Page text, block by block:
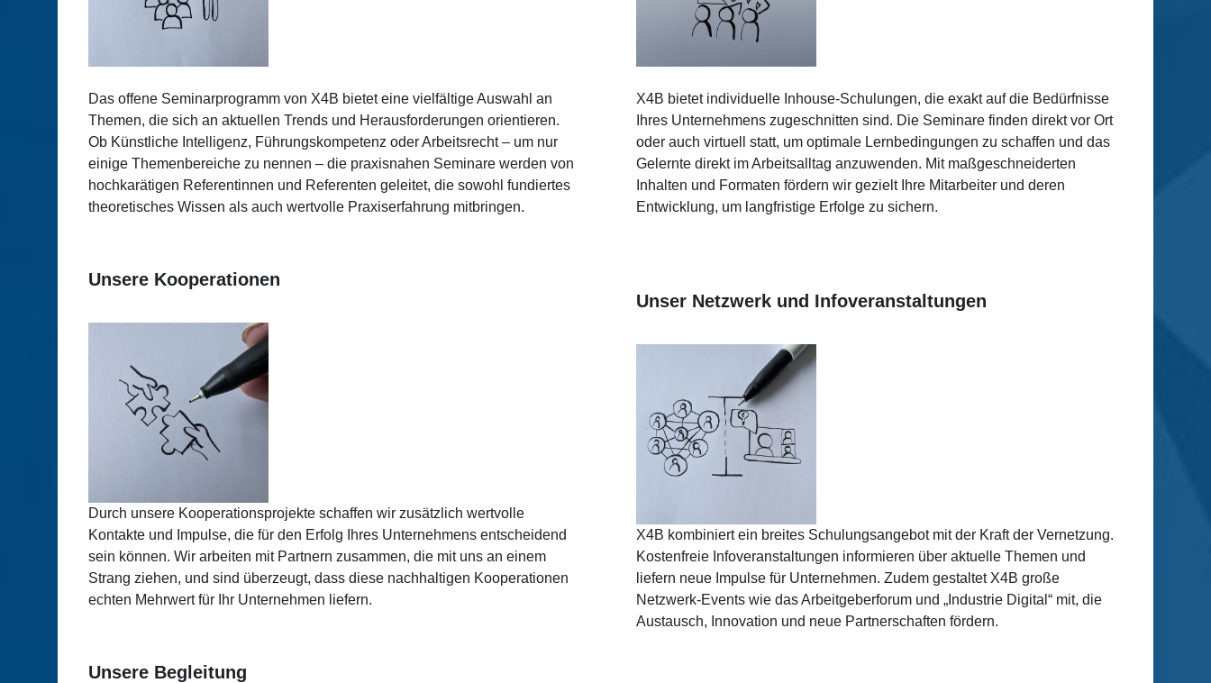
Das offene Seminarprogramm von X4B bietet eine vielfältige Auswahl an
Themen, die sich an aktuellen Trends und Herausforderungen orientieren.
Ob Künstliche Intelligenz, Führungskompetenz oder Arbeitsrecht – um nur
einige Themenbereiche zu nennen – die praxisnahen Seminare werden von
hochkarätigen Referentinnen und Referenten geleitet, die sowohl fundiertes
theoretisches Wissen als auch wertvolle Praxiserfahrung mitbringen.
Unsere Kooperationen
Durch unsere Kooperationsprojekte schaffen wir zusätzlich wertvolle
Kontakte und Impulse, die für den Erfolg Ihres Unternehmens entscheidend
sein können. Wir arbeiten mit Partnern zusammen, die mit uns an einem
Strang ziehen, und sind überzeugt, dass diese nachhaltigen Kooperationen
echten Mehrwert für Ihr Unternehmen liefern.
Unsere Begleitung
X4B bietet individuelle Inhouse-Schulungen, die exakt auf die Bedürfnisse
Ihres Unternehmens zugeschnitten sind. Die Seminare finden direkt vor Ort
oder auch virtuell statt, um optimale Lernbedingungen zu schaffen und das
Gelernte direkt im Arbeitsalltag anzuwenden. Mit maßgeschneiderten
Inhalten und Formaten fördern wir gezielt Ihre Mitarbeiter und deren
Entwicklung, um langfristige Erfolge zu sichern.
Unser Netzwerk und Infoveranstaltungen
X4B kombiniert ein breites Schulungsangebot mit der Kraft der Vernetzung.
Kostenfreie Infoveranstaltungen informieren über aktuelle Themen und
liefern neue Impulse für Unternehmen. Zudem gestaltet X4B große
Netzwerk-Events wie das Arbeitgeberforum und „Industrie Digital“ mit, die
Austausch, Innovation und neue Partnerschaften fördern.